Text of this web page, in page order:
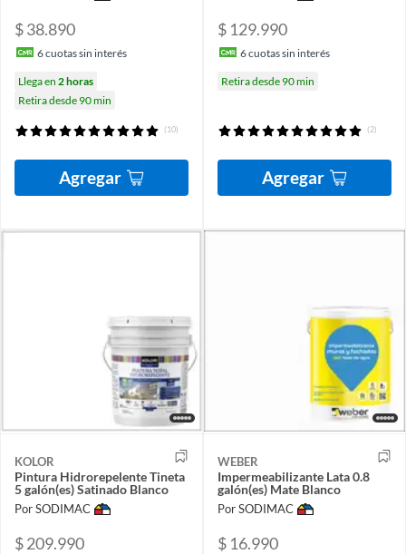
$ 38.890
6cuotas sin interés
Llega en 2 horas
Retira desde 90 min
(10)
Agregar
$ 129.990
6cuotas sin interés
Retira desde 90 min
(2)
Agregar
KOLOR
Pintura Hidrorepelente Tineta
5 galón(es) Satinado Blanco
Por SODIMAC
$ 209.990
WEBER
Impermeabilizante Lata 0.8
galón(es) Mate Blanco
Por SODIMAC
$ 16.990